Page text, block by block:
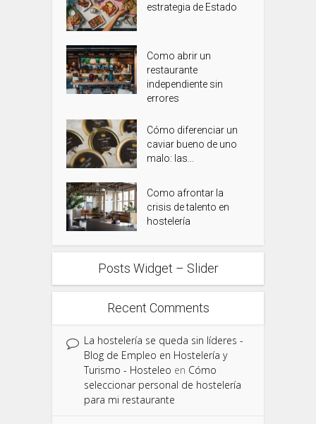
estrategia de Estado
Como abrir un
restaurante
independiente sin
errores
Cómo diferenciar un
caviar bueno de uno
malo: las...
Como afrontar la
crisis de talento en
hostelería
Posts Widget – Slider
Recent Comments
La hostelería se queda sin líderes -
Blog de Empleo en Hostelería y
Turismo - Hosteleo en Cómo
seleccionar personal de hostelería
para mi restaurante